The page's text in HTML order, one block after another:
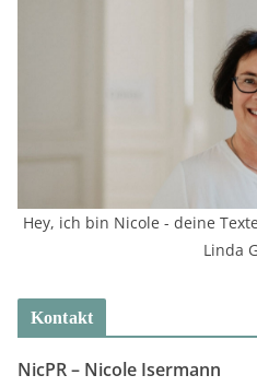
Hey, ich bin Nicole - deine
Linda
Kontakt
NicPR – Nicole Isermann